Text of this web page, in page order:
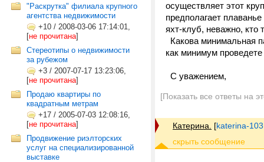
"Раскрутка" филиала крупного
агентства недвижимости
+10 / 2008-03-06 17:14:01,
[не прочитана]
Стереотипы о недвижимости
за рубежом
+3 / 2007-07-17 13:23:06,
[не прочитана]
Продаю квартиры по
квадратным метрам
+17 / 2005-07-03 12:08:16,
[не прочитана]
Продвижение риэлторских
услуг на специализированной
выставке
осуществляет этот
предполагает
яхт-клуб, неважно, кто
Какова минимальная
как минимум
С уважением,
[Показать все ответы на
Катерина. [katerina-